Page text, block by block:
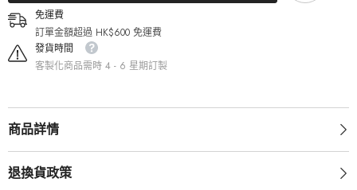
免運費
訂單金額超過 HK$600 免運費
發貨時間
客製化商品需時 4 - 6 星期訂製
商品詳情
退換貨政策